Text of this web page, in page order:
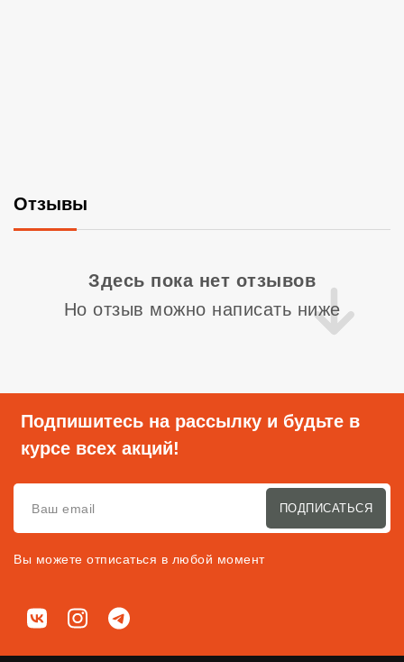
Отзывы
Здесь пока нет отзывов
Но отзыв можно написать ниже
Подпишитесь на рассылку и будьте в
курсе всех акций!
ПОДПИСАТЬСЯ
Вы можете отписаться в любой момент
Мы в соц. сетях
ВКонтактеInstagramTelegram